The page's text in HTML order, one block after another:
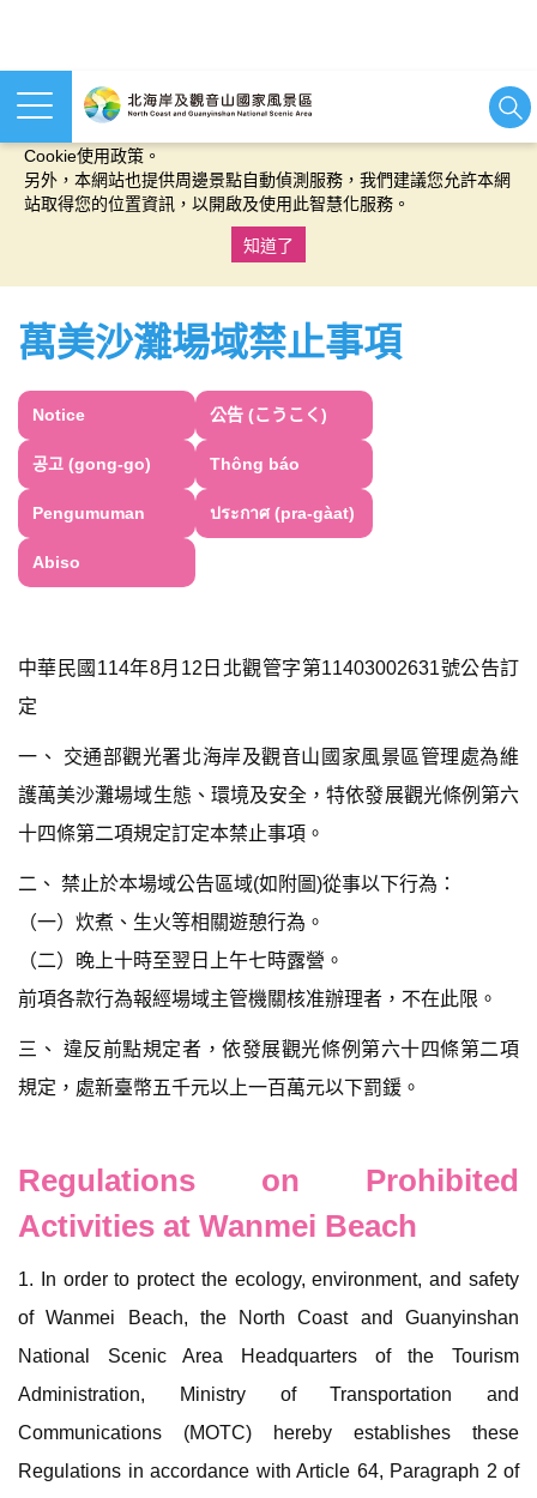
本網站使用cookies等相關技術以持續優化網站服務，並有助於為
Cookie使用政策。
另外，本網站也提供周邊景點自動偵測服務，我們建議您允許本網
站取得您的位置資訊，以開啟及使用此智慧化服務。
知道了
萬美沙灘場域禁止事項
Notice 公告 (こうこく)
공고 (gong-go) Thông báo
Pengumuman ประกาศ (pra-gàat)
Abiso
中華民國114年8月12日北觀管字第11403002631號公告訂
定
一、 交通部觀光署北海岸及觀音山國家風景區管理處為維
護萬美沙灘場域生態、環境及安全，特依發展觀光條例第六
十四條第二項規定訂定本禁止事項。
二、 禁止於本場域公告區域(如附圖)從事以下行為：
（一）炊煮、生火等相關遊憩行為。
（二）晚上十時至翌日上午七時露營。
前項各款行為報經場域主管機關核准辦理者，不在此限。
三、 違反前點規定者，依發展觀光條例第六十四條第二項
規定，處新臺幣五千元以上一百萬元以下罰鍰。
Regulations on Prohibited
Activities at Wanmei Beach
1. In order to protect the ecology, environment, and safety
of Wanmei Beach, the North Coast and Guanyinshan
National Scenic Area Headquarters of the Tourism
Administration, Ministry of Transportation and
Communications (MOTC) hereby establishes these
Regulations in accordance with Article 64, Paragraph 2 of